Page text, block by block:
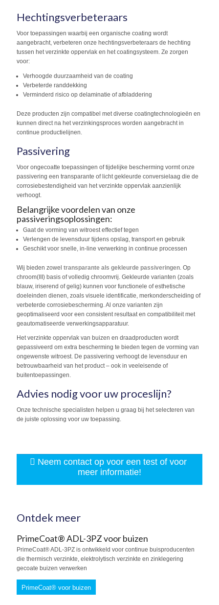
Hechtingsverbeteraars
Voor toepassingen waarbij een organische coating wordt
aangebracht, verbeteren onze hechtingsverbeteraars de hechting
tussen het verzinkte oppervlak en het coatingsysteem. Ze zorgen
voor:
Verhoogde duurzaamheid van de coating
Verbeterde randdekking
Verminderd risico op delaminatie of afbladdering
Deze producten zijn compatibel met diverse coatingtechnologieën en
kunnen direct na het verzinkingsproces worden aangebracht in
continue productielijnen.
Passivering
Voor ongecoatte toepassingen of tijdelijke bescherming vormt onze
passivering een transparante of licht gekleurde conversielaag die de
corrosiebestendigheid van het verzinkte oppervlak aanzienlijk
verhoogt.
Belangrijke voordelen van onze
passiveringsoplossingen:
Gaat de vorming van witroest effectief tegen
Verlengen de levensduur tijdens opslag, transport en gebruik
Geschikt voor snelle, in-line verwerking in continue processen
Wij bieden zowel transparante als gekleurde passiveringen. Op
chroom(III) basis of volledig chroomvrij. Gekleurde varianten (zoals
blauw, iriserend of gelig) kunnen voor functionele of esthetische
doeleinden dienen, zoals visuele identificatie, merkonderscheiding of
verbeterde corrosiebescherming. Al onze varianten zijn
geoptimaliseerd voor een consistent resultaat en compatibiliteit met
geautomatiseerde verwerkingsapparatuur.
Het verzinkte oppervlak van buizen en draadproducten wordt
gepassiveerd om extra bescherming te bieden tegen de vorming van
ongewenste witroest. De passivering verhoogt de levensduur en
betrouwbaarheid van het product – ook in veeleisende of
buitentoepassingen.
Advies nodig voor uw proceslijn?
Onze technische specialisten helpen u graag bij het selecteren van
de juiste oplossing voor uw toepassing.
Neem contact op voor een test of voor
meer informatie!
Ontdek meer
PrimeCoat® ADL-3PZ voor buizen
PrimeCoat® ADL-3PZ is ontwikkeld voor continue buisproducenten
die thermisch verzinkte, elektrolytisch verzinkte en zinklegering
gecoate buizen verwerken
PrimeCoat® voor buizen